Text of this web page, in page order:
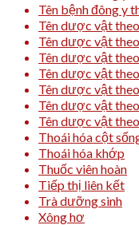
Tên bệnh đông y
Tên dược vật
Tên dược vật
Tên dược vật
Tên dược vật
Tên dược vật
Tên dược vật
Tên dược vật
Thoái hóa cột
Thoái hóa khớp
Thuốc viên hoàn
Tiếp thị liên kết
Trà dưỡng sinh
Xông hơ